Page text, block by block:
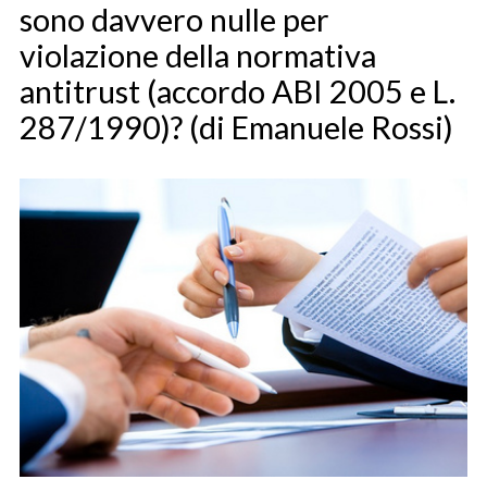
sono davvero nulle per
violazione della normativa
antitrust (accordo ABI 2005 e L.
287/1990)? (di Emanuele Rossi)